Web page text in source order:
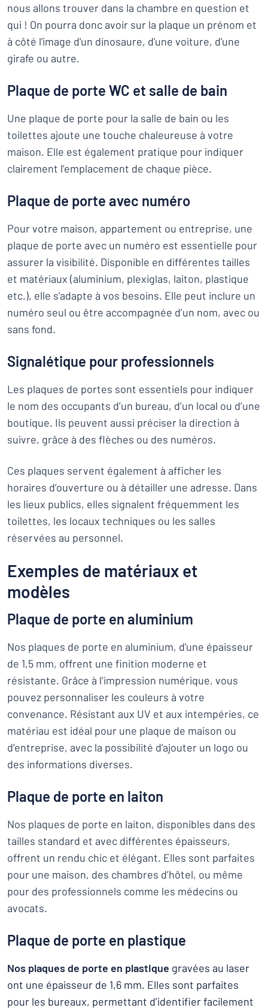
nous allons trouver dans la chambre en question et
qui ! On pourra donc avoir sur la plaque un prénom et
à côté l'image d'un dinosaure, d'une voiture, d'une
girafe ou autre.
Plaque de porte WC et salle de bain
Une plaque de porte pour la salle de bain ou les
toilettes ajoute une touche chaleureuse à votre
maison. Elle est également pratique pour indiquer
clairement l’emplacement de chaque pièce.
Plaque de porte avec numéro
Pour votre maison, appartement ou entreprise, une
plaque de porte avec un numéro est essentielle pour
assurer la visibilité. Disponible en différentes tailles
et matériaux (aluminium, plexiglas, laiton, plastique
etc.), elle s’adapte à vos besoins. Elle peut inclure un
numéro seul ou être accompagnée d’un nom, avec ou
sans fond.
Signalétique pour professionnels
Les plaques de portes sont essentiels pour indiquer
le nom des occupants d’un bureau, d’un local ou d’une
boutique. Ils peuvent aussi préciser la direction à
suivre, grâce à des flèches ou des numéros.
Ces plaques servent également à afficher les
horaires d’ouverture ou à détailler une adresse. Dans
les lieux publics, elles signalent fréquemment les
toilettes, les locaux techniques ou les salles
réservées au personnel.
Exemples de matériaux et
modèles
Plaque de porte en aluminium
Nos plaques de porte en aluminium, d'une épaisseur
de 1,5 mm, offrent une finition moderne et
résistante. Grâce à l’impression numérique, vous
pouvez personnaliser les couleurs à votre
convenance. Résistant aux UV et aux intempéries, ce
matériau est idéal pour une plaque de maison ou
d’entreprise, avec la possibilité d'ajouter un logo ou
des informations diverses.
Plaque de porte en laiton
Nos plaques de porte en laiton, disponibles dans des
tailles standard et avec différentes épaisseurs,
offrent un rendu chic et élégant. Elles sont parfaites
pour une maison, des chambres d’hôtel, ou même
pour des professionnels comme les médecins ou
avocats.
Plaque de porte en plastique
Nos plaques de porte en plastique gravées au laser
ont une épaisseur de 1,6 mm. Elles sont parfaites
pour les bureaux, permettant d’identifier facilement